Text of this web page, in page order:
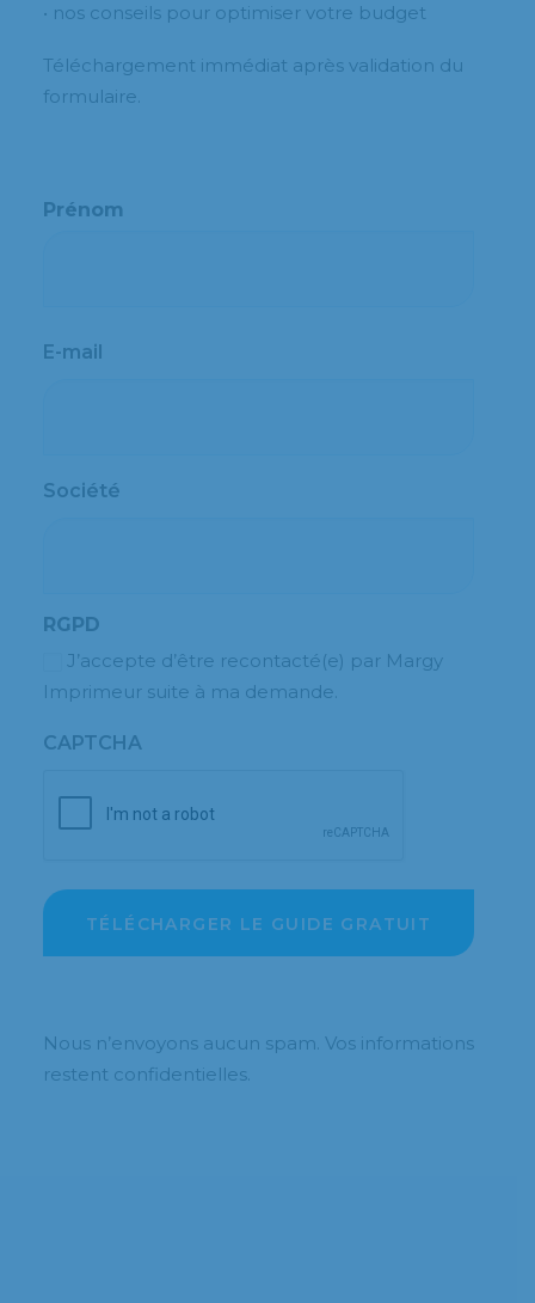
• nos conseils pour optimiser votre budget
Téléchargement immédiat après validation du
formulaire.
Prénom
E-mail
Société
RGPD
J’accepte d’être recontacté(e) par Margy
Imprimeur suite à ma demande.
CAPTCHA
Nous n’envoyons aucun spam. Vos informations
restent confidentielles.